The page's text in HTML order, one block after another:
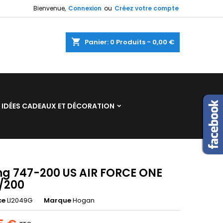
Bienvenue, Connexion ou Créez votre compte
shopping_cart Panier: 0 Produits - 0,00 €
IDÉES CADEAUX ET DÉCORATION
747-200 US AIR FORCE ONE
200
LI2049G MarqueHogan